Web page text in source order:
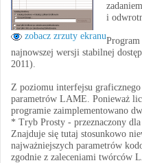
zobacz zrzuty ekranu
i
najnowszej wersji stabilnej
2011).
Z poziomu interfejsu
parametrów LAME. Ponieważ
programie zaimplementowano
* Tryb Prosty - przeznaczony
Znajduje się tutaj stosunkowo
najważniejszych parametrów
zgodnie z zaleceniami twórców